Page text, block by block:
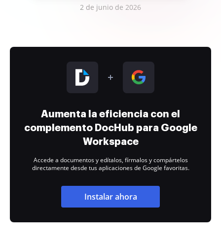
2 de junio de 2026
Aumenta la eficiencia con el
complemento DocHub para Google
Workspace
Accede a documentos y edítalos, fírmalos y compártelos
directamente desde tus aplicaciones de Google favoritas.
Instalar ahora